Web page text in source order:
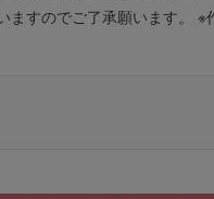
すのでご了承願います。